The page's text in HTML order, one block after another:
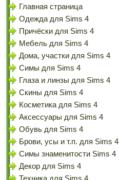
Главная страница
Одежда для Sims 4
Причёски для Sims 4
Мебель для Sims 4
Дома, участки для Sims 4
Симы для Sims 4
Глаза и линзы для Sims 4
Скины для Sims 4
Косметика для Sims 4
Аксессуары для Sims 4
Обувь для Sims 4
Брови, усы и т.п. для Sims 4
Симы знаменитости Sims 4
Декор для Sims 4